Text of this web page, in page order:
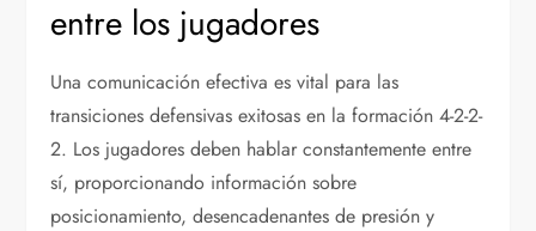
entre los jugadores
Una comunicación efectiva es vital para las
transiciones defensivas exitosas en la formación 4-2-2-
2. Los jugadores deben hablar constantemente entre
sí, proporcionando información sobre
posicionamiento, desencadenantes de presión y